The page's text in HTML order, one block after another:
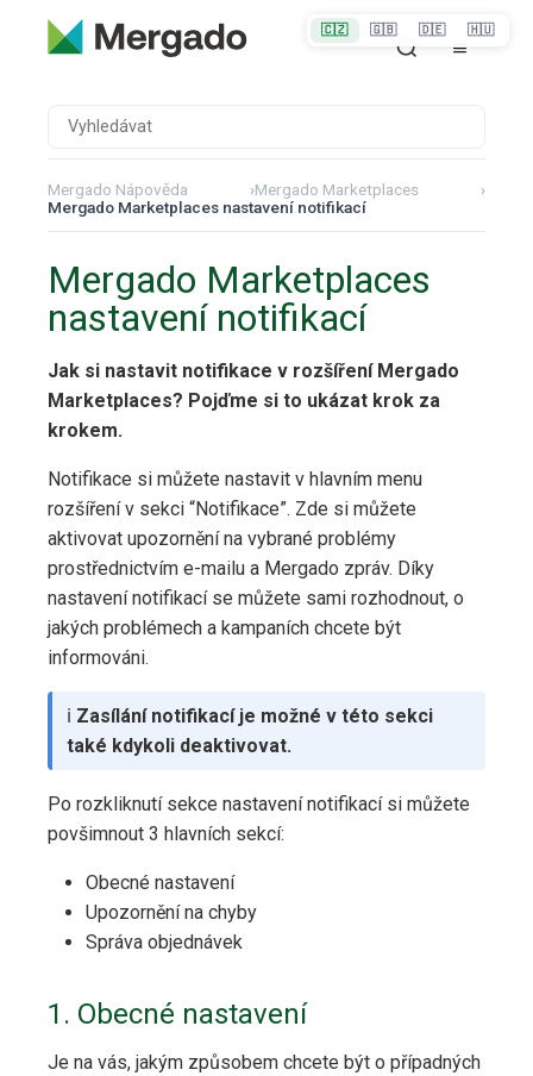
Mergado Nápověda ›Mergado Marketplaces
›
Mergado Marketplaces nastavení notifikací
Mergado Marketplaces
nastavení notifikací
Jak si nastavit notifikace v rozšíření Mergado
Marketplaces? Pojďme si to ukázat krok za
krokem.
Notifikace si můžete nastavit v hlavním menu
rozšíření v sekci “Notifikace”. Zde si můžete
aktivovat upozornění na vybrané problémy
prostřednictvím e-mailu a Mergado zpráv. Díky
nastavení notifikací se můžete sami rozhodnout, o
jakých problémech a kampaních chcete být
informováni.
ℹ️ Zasílání notifikací je možné v této sekci
také kdykoli deaktivovat.
Po rozkliknutí sekce nastavení notifikací si můžete
povšimnout 3 hlavních sekcí:
Obecné nastavení
Upozornění na chyby
Správa objednávek
1. Obecné nastavení
Je na vás, jakým způsobem chcete být o případných
🇨🇿 🇬🇧 🇩🇪 🇭🇺